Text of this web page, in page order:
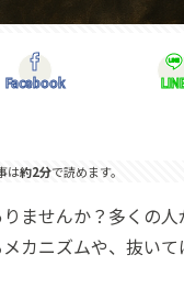
Facebook
は約2分で読めます。
ませんか？多くの人
カニズムや、抜い